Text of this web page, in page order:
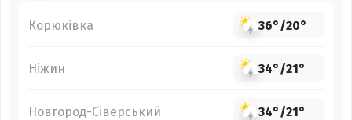
Корюківка 36°/20°
Ніжин 34°/21°
Новгород-Сіверський 34°/21°